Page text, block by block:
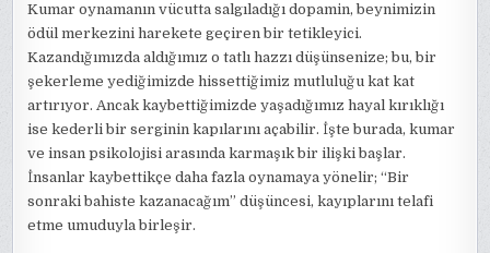
Kumar oynamanın vücutta salgıladığı dopamin, beynimizin
ödül merkezini harekete geçiren bir tetikleyici.
Kazandığımızda aldığımız o tatlı hazzı düşünsenize; bu, bir
şekerleme yediğimizde hissettiğimiz mutluluğu kat kat
artırıyor. Ancak kaybettiğimizde yaşadığımız hayal kırıklığı
ise kederli bir serginin kapılarını açabilir. İşte burada, kumar
ve insan psikolojisi arasında karmaşık bir ilişki başlar.
İnsanlar kaybettikçe daha fazla oynamaya yönelir; “Bir
sonraki bahiste kazanacağım” düşüncesi, kayıplarını telafi
etme umuduyla birleşir.